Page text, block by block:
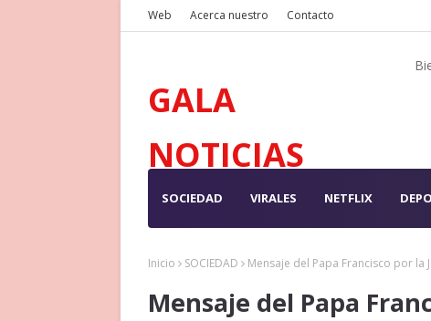
Web Acerca nuestro Contacto
GALA
NOTICIAS
SOCIEDAD VIRALES NETFLIX
Inicio SOCIEDAD Mensaje del Papa Francisco por la
Mensaje del Papa